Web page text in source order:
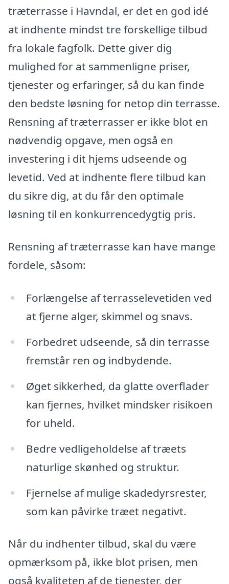
træterrasse i Havndal, er det en god idé
at indhente mindst tre forskellige tilbud
fra lokale fagfolk. Dette giver dig
mulighed for at sammenligne priser,
tjenester og erfaringer, så du kan finde
den bedste løsning for netop din terrasse.
Rensning af træterrasser er ikke blot en
nødvendig opgave, men også en
investering i dit hjems udseende og
levetid. Ved at indhente flere tilbud kan
du sikre dig, at du får den optimale
løsning til en konkurrencedygtig pris.
Rensning af træterrasse kan have mange
fordele, såsom:
Forlængelse af terrasselevetiden ved
at fjerne alger, skimmel og snavs.
Forbedret udseende, så din terrasse
fremstår ren og indbydende.
Øget sikkerhed, da glatte overflader
kan fjernes, hvilket mindsker risikoen
for uheld.
Bedre vedligeholdelse af træets
naturlige skønhed og struktur.
Fjernelse af mulige skadedyrsrester,
som kan påvirke træet negativt.
Når du indhenter tilbud, skal du være
opmærksom på, ikke blot prisen, men
også kvaliteten af de tjenester, der